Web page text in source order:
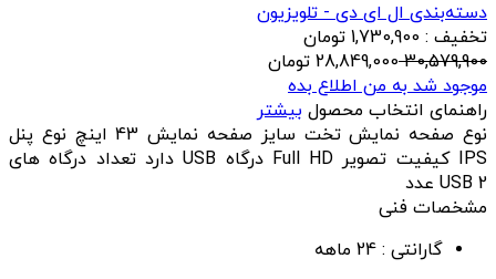
دسته‌بندی ال ای دی - تلویزیون
تخفیف : 1,730,900 تومان
30,579,900
28,849,000 تومان
موجود شد به من اطلاع بده
راهنمای انتخاب محصول بیشتر
نوع صفحه نمایش تخت سایز صفحه نمایش 43 اینچ نوع پنل
IPS کیفیت تصویر Full HD درگاه USB دارد تعداد درگاه‌ های
USB 2 عدد
مشخصات فنی
گارانتی : 24 ماهه